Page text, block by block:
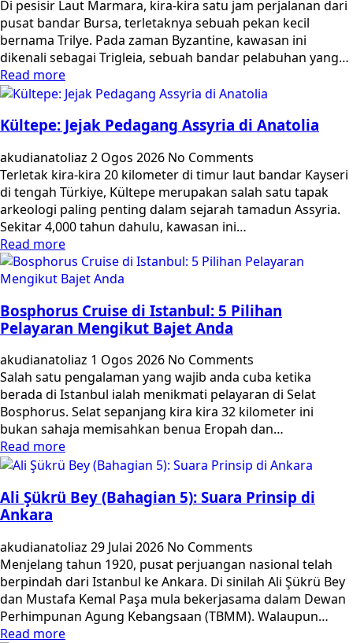
Di pesisir Laut Marmara, kira-kira satu jam perjalanan dari
pusat bandar Bursa, terletaknya sebuah pekan kecil
bernama Trilye. Pada zaman Byzantine, kawasan ini
dikenali sebagai Trigleia, sebuah bandar pelabuhan yang…
Read more
Kültepe: Jejak Pedagang Assyria di Anatolia
akudianatoliaz 2 Ogos 2026 No Comments
Terletak kira-kira 20 kilometer di timur laut bandar Kayseri
di tengah Türkiye, Kültepe merupakan salah satu tapak
arkeologi paling penting dalam sejarah tamadun Assyria.
Sekitar 4,000 tahun dahulu, kawasan ini…
Read more
Bosphorus Cruise di Istanbul: 5 Pilihan
Pelayaran Mengikut Bajet Anda
akudianatoliaz 1 Ogos 2026 No Comments
Salah satu pengalaman yang wajib anda cuba ketika
berada di Istanbul ialah menikmati pelayaran di Selat
Bosphorus. Selat sepanjang kira kira 32 kilometer ini
bukan sahaja memisahkan benua Eropah dan…
Read more
Ali Şükrü Bey (Bahagian 5): Suara Prinsip di
Ankara
akudianatoliaz 29 Julai 2026 No Comments
Menjelang tahun 1920, pusat perjuangan nasional telah
berpindah dari Istanbul ke Ankara. Di sinilah Ali Şükrü Bey
dan Mustafa Kemal Paşa mula bekerjasama dalam Dewan
Perhimpunan Agung Kebangsaan (TBMM). Walaupun…
Read more